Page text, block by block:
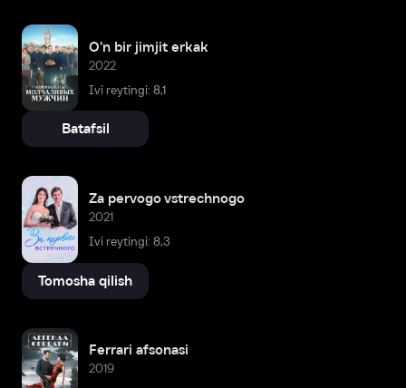
O'n bir jimjit erkak
2022
Ivi reytingi: 8,1
Batafsil
Za pervogo vstrechnogo
2021
Ivi reytingi: 8,3
Tomosha qilish
Ferrari afsonasi
2019